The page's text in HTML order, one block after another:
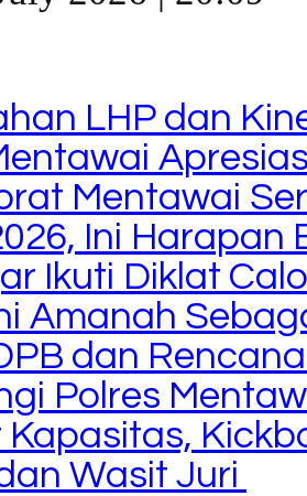
LHP dan
Mentawai
Ini Harapan
Ikuti Diklat
Amanah
dan
Polres
Kapasitas,
Wasit Juri